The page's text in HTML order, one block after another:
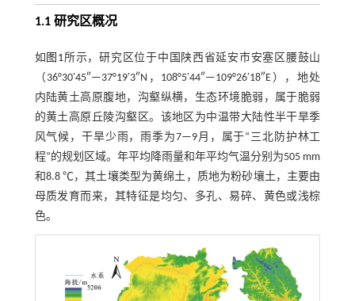
1.1 研究区概况
如 图1所示，研究区位于中国陕西省延安市安塞区腰鼓山
（36°30′45″—37°19′3″N，108°5′44″—109°26′18″E），地处
内陆黄土高原腹地，沟壑纵横，生态环境脆弱，属于脆弱
的黄土高原丘陵沟壑区。该地区为中温带大陆性半干旱季
风气候，干旱少雨，雨季为7—9月，属于“三北防护林工
程”的规划区域。年平均降雨量和年平均气温分别为505 mm
和8.8 ℃，其土壤类型为黄绵土，质地为粉砂壤土，主要由
母质发育而来，其特征是均匀、多孔、易碎、黄色或浅棕
色。